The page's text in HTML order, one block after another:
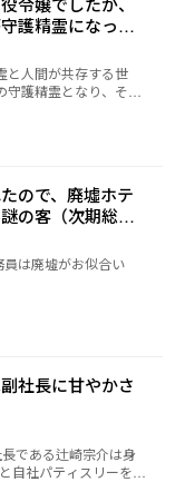
り続けてきたその女
当の悪人だった。 柊
据える。 そして――離
を差し出す植物状態
体で借りを返せばい
のもとへ戻ってくる
いた。 やっと見つけ
のなんだ。
護精霊になって
です
護精霊となり、その
れが
爵令嬢のフィレンツ
”として差別されて
力的な虐待こそされ
んな生活
によって湖に突き落
覚悟したのだが───
の世界
ムの世界で、フィレ
嫌われ者の悪役令嬢
のだが……なんと聖女
て守護精霊になると
達に関わらずにゆっ
れることが出来るの
ので、廃墟ホテ
の客（次期総
す！
員は廃墟がお似合い
社長に甘やかさ
である辻崎宗介は身
自社パティスリーを訪